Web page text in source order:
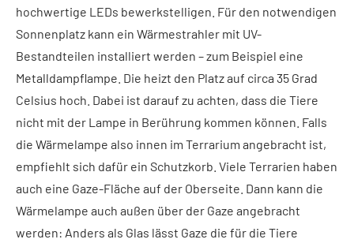
hochwertige LEDs bewerkstelligen. Für den notwendigen
Sonnenplatz kann ein Wärmestrahler mit UV-
Bestandteilen installiert werden – zum Beispiel eine
Metalldampflampe. Die heizt den Platz auf circa 35 Grad
Celsius hoch. Dabei ist darauf zu achten, dass die Tiere
nicht mit der Lampe in Berührung kommen können. Falls
die Wärmelampe also innen im Terrarium angebracht ist,
empfiehlt sich dafür ein Schutzkorb. Viele Terrarien haben
auch eine Gaze-Fläche auf der Oberseite. Dann kann die
Wärmelampe auch außen über der Gaze angebracht
werden: Anders als Glas lässt Gaze die für die Tiere